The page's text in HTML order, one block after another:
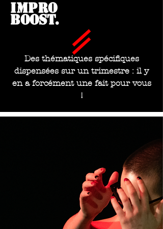
impro
boost.
Des thématiques spécifiques
dispensées sur un trimestre : il y
en a forcément une fait pour vous
!